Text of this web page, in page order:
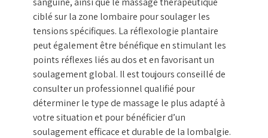
ciblé sur la zone lombaire pour soulager les
tensions spécifiques. La réflexologie plantaire
peut également être bénéfique en stimulant les
points réflexes liés au dos et en favorisant un
soulagement global. Il est toujours conseillé de
consulter un professionnel qualifié pour
déterminer le type de massage le plus adapté à
votre situation et pour bénéficier d’un
soulagement efficace et durable de la lombalgie.